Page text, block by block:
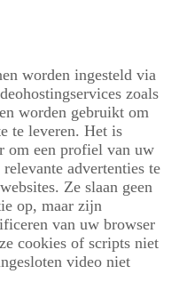
worden ingesteld via
zoals
worden gebruikt om
te leveren. Het is
om een profiel van uw
advertenties te
Ze slaan geen
op, maar zijn
van uw browser
cookies of scripts niet
video niet